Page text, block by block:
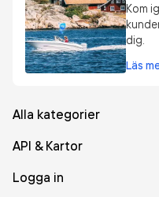
Kom
dig.
Läs
Alla kategorier
API & Kartor
Logga in